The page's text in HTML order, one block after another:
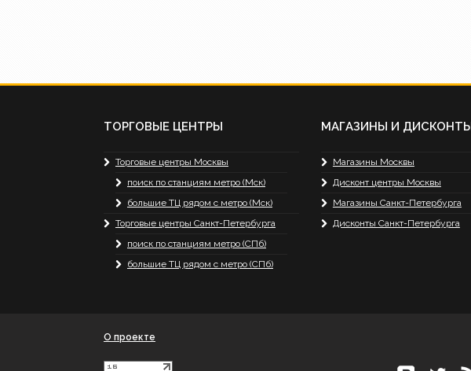
ТОРГОВЫЕ ЦЕНТРЫ
Торговые центры Москвы
поиск по станциям метро (Мск)
большие ТЦ рядом с метро (Мск)
Торговые центры Санкт-Петербурга
поиск по станциям метро (СПб)
большие ТЦ рядом с метро (СПб)
МАГАЗИНЫ И
Магазины Москвы
Дисконт центры Москвы
Магазины Санкт-Петербурга
Дисконты Санкт-Петербурга
О проекте